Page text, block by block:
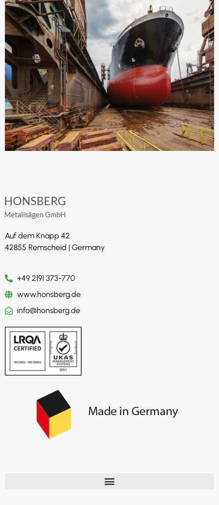
Auf dem Knapp 42
42855 Remscheid | Germany
+49 2191 373-770
www.honsberg.de
info@honsberg.de